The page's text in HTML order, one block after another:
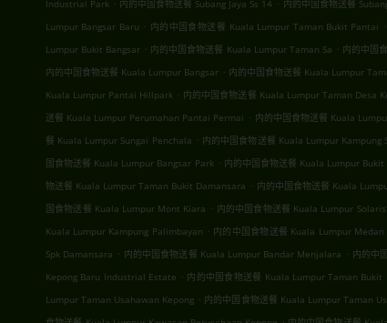
Industrial Park
内的中国食物送餐 Subang Jaya Ss 14 内的中国食物送餐
Lumpur Bangsar Baru . 内的中国食物送餐 Kuala Lumpur Taman Bukit Pantai .
Lumpur Bukit Bangsar . 内的中国食物送餐 Kuala Lumpur Taman Sa . 内的中国
内的中国食物送餐 Kuala Lumpur Bangsar . 内的中国食物送餐 Kuala Lumpur
Kuala Lumpur Pantai Hillpark . 内的中国食物送餐 Kuala Lumpur Taman Desa
送餐 Kuala Lumpur Perumahan Pantai Permai . 内的中国食物送餐 Kuala
餐 Kuala Lumpur Sungai Penchala . 内的中国食物送餐 Kuala Lumpur Kampung
国食物送餐 Kuala Lumpur Bangsar Park . 内的中国食物送餐 Kuala Lumpur
物送餐 Kuala Lumpur Taman Bukit Damansara . 内的中国食物送餐 Kuala
国食物送餐 Kuala Lumpur Mont Kiara . 内的中国食物送餐 Kuala Lumpur
Kuala Lumpur Kampung Palimbayan . 内的中国食物送餐 Kuala Lumpur
Spk Damansara . 内的中国食物送餐 Kuala Lumpur Bandar Menjalara . 内的中
Kepong Baru Industrial Estate . 内的中国食物送餐 Kuala Lumpur Taman Bukit
Lumpur Taman Usahawan Kepong . 内的中国食物送餐 Kuala Lumpur Taman
.